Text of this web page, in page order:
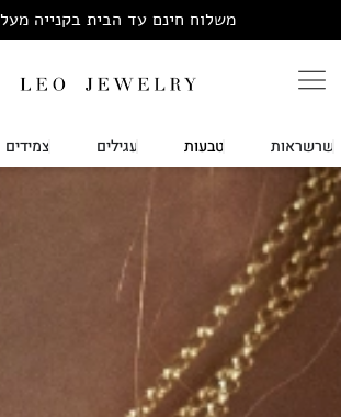
משלוח חינם עד הבית בקנייה מעל ₪299
שרשראות טבעות עגילים צמידים